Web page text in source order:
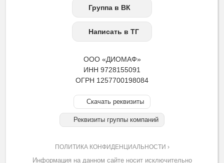
ООО «ДИОМАФ»
ИНН 9728155091
ОГРН 1257700198084
Скачать реквизиты
Реквизиты группы компаний
Группа в ВК
Написать в ТГ
ПОЛИТИКА КОНФИДЕНЦИАЛЬНОСТИ ›
Информация на данном сайте носит исключительно